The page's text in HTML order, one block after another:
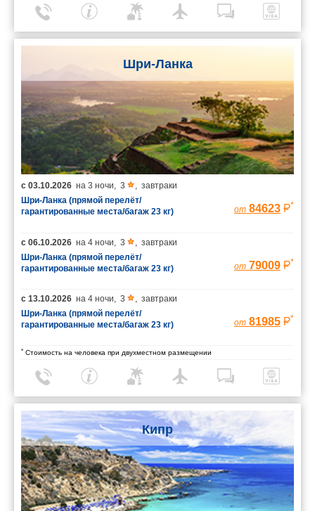
Шри-Ланка
с 03.10.2026 на 3 ночи, 3 , завтраки
Шри-Ланка (прямой перелёт/
гарантированные места/багаж 23 кг)
от 84623 *
с 06.10.2026 на 4 ночи, 3 , завтраки
Шри-Ланка (прямой перелёт/
гарантированные места/багаж 23 кг)
от 79009 *
с 13.10.2026 на 4 ночи, 3 , завтраки
Шри-Ланка (прямой перелёт/
гарантированные места/багаж 23 кг)
от 81985 *
* Стоимость на человека при двухместном размещении
Кипр